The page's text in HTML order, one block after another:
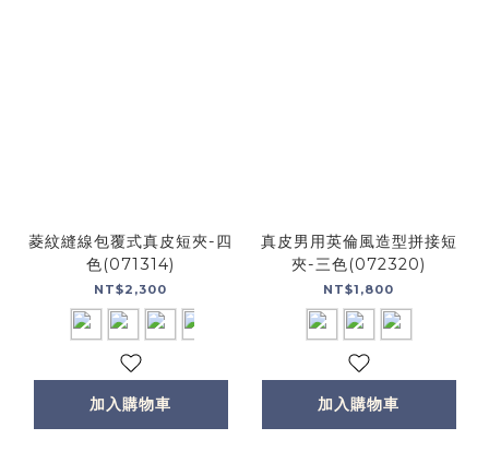
菱紋縫線包覆式真皮短夾-四
色(071314)
NT$2,300
加入購物車
真皮男用英倫風造型拼接短
夾-三色(072320)
NT$1,800
加入購物車